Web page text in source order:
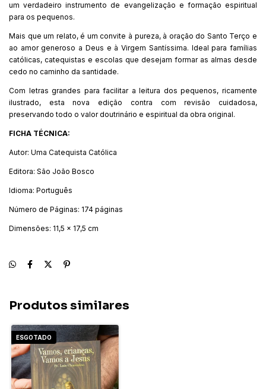
um verdadeiro instrumento de evangelização e formação espiritual
para os pequenos.
Mais que um relato, é um convite à pureza, à oração do Santo Terço e
ao amor generoso a Deus e à Virgem Santíssima. Ideal para famílias
católicas, catequistas e escolas que desejam formar as almas desde
cedo no caminho da santidade.
Com letras grandes para facilitar a leitura dos pequenos, ricamente
ilustrado, esta nova edição contra com revisão cuidadosa,
preservando todo o valor doutrinário e espiritual da obra original.
FICHA TÉCNICA:
Autor: Uma Catequista Católica
Editora: São João Bosco
Idioma: Português
Número de Páginas: 174 páginas
Dimensões: 11,5 x 17,5 cm
Produtos similares
ESGOTADO